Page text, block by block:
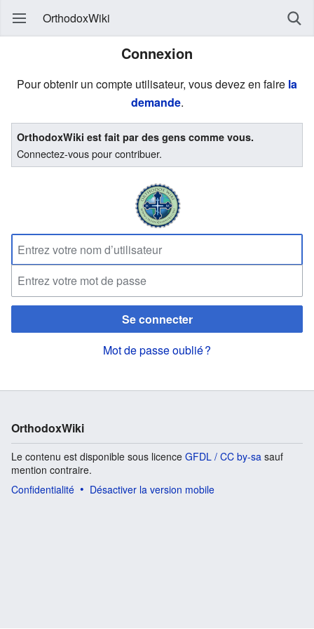
OrthodoxWiki
Connexion
Pour obtenir un compte utilisateur, vous devez en faire la
demande.
OrthodoxWiki est fait par des gens comme vous.
Connectez-vous pour contribuer.
Se connecter
Mot de passe oublié ?
OrthodoxWiki
Le contenu est disponible sous licence GFDL / CC by-sa sauf
mention contraire.
Confidentialité
Désactiver la version mobile